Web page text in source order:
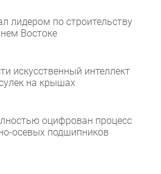
лидером по строительству
Востоке
искусственный интеллект
на крышах
оцифрован процесс
осевых подшипников